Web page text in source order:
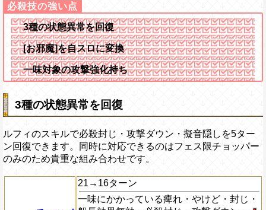
3種の状態異常を回復
[お邪魔]を自スロに変換
一味対象の攻撃強化持ち
3種の状態異常を回復
ルフィのスキルで必殺封じ・攻撃ダウン・擬音隠しを5ター
ン回復できます。同時に対応できるのはフェス限チョッパー
のみのため貴重な組み合わせです。
21→16ターン
一味にかかっている痺れ・やけど・封じ・